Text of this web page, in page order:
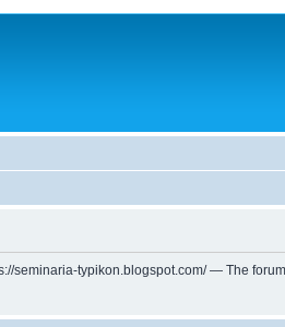
seminaria-typikon.blogspot.com/ — The